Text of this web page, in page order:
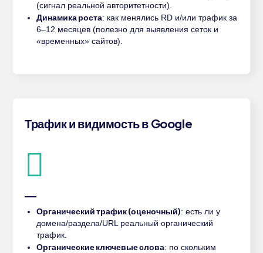
(сигнал реальной авторитетности).
Динамика роста: как менялись RD и/или трафик за
6–12 месяцев (полезно для выявления сеток и
«временных» сайтов).
Трафик и видимость в Google
Органический трафик (оценочный): есть ли у
домена/раздела/URL реальный органический
трафик.
Органические ключевые слова: по скольким